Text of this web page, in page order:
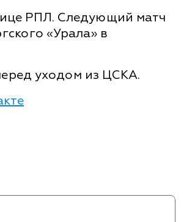
РПЛ. Следующий матч
«Урала» в
уходом из ЦСКА.